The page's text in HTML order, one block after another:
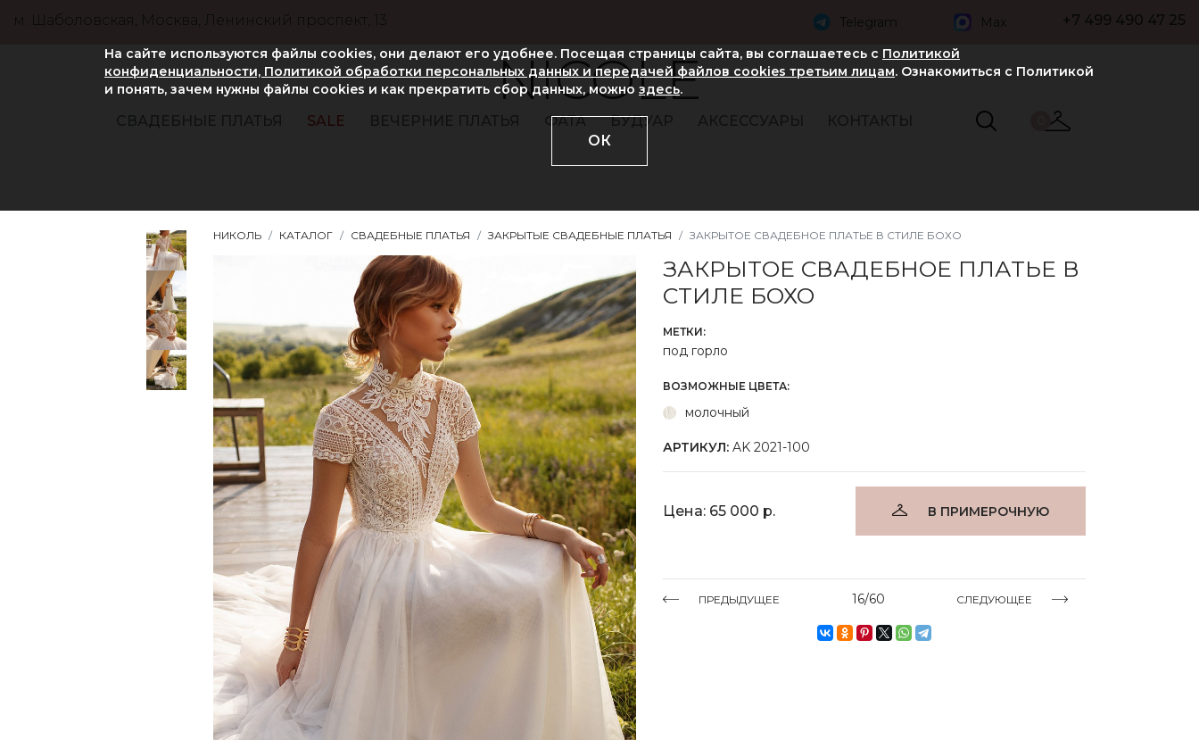
м. Шаболовская, Москва, Ленинский проспект, 13 Telegram Max +7 499 490 47 25
NICOLE
СВАДЕБНЫЕ ПЛАТЬЯ SALE ВЕЧЕРНИЕ ПЛАТЬЯ ФАТА БУДУАР АКСЕССУАРЫ КОНТАКТЫ
НИКОЛЬ КАТАЛОГ СВАДЕБНЫЕ ПЛАТЬЯ ЗАКРЫТЫЕ СВАДЕБНЫЕ ПЛАТЬЯ ЗАКРЫТОЕ СВАДЕБНОЕ ПЛАТЬЕ В СТИЛЕ БОХО
ЗАКРЫТОЕ СВАДЕБНОЕ ПЛАТЬЕ В
СТИЛЕ БОХО
МЕТКИ:
под горло
ВОЗМОЖНЫЕ ЦВЕТА:
молочный
АРТИКУЛ: AK 2021-100
Цена: 65 000 р. В ПРИМЕРОЧНУЮ
ПРЕДЫДУЩЕЕ 16/60 СЛЕДУЮЩЕЕ
На сайте используются файлы cookies, они делают его удобнее. Посещая страницы сайта, вы соглашаетесь с Политикой
конфиденциальности, Политикой обработки персональных данных и передачей файлов cookies третьим лицам. Ознакомиться с Политикой
и понять, зачем нужны файлы сookies и как прекратить сбор данных, можно здесь.
ОК